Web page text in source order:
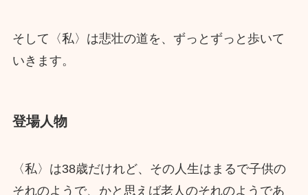
そして〈私〉は悲壮の道を、ずっとずっと歩いて
いきます。
登場人物
〈私〉は38歳だけれど、その人生はまるで子供の
それのようで、かと思えば老人のそれのようであ